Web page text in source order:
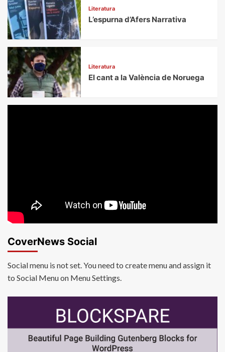
Literatura
L’espurna d’Afers Narrativa
Literatura
El cant a la València de Noruega
CoverNews Social
Social menu is not set. You need to create menu and assign it
to Social Menu on Menu Settings.